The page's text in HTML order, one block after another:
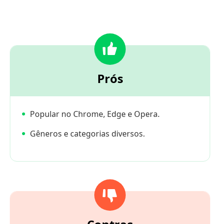
Prós
Popular no Chrome, Edge e Opera.
Gêneros e categorias diversos.